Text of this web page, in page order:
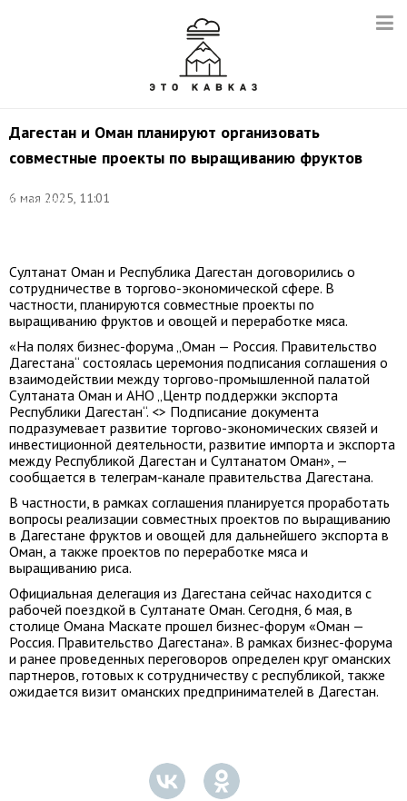
Дагестан и Оман планируют организовать
совместные проекты по выращиванию фруктов
6 мая 2025, 11:01
Константин
Султанат Оман и Республика Дагестан договорились о
сотрудничестве в торгово-экономической сфере. В
частности, планируются совместные проекты по
выращиванию фруктов и овощей и переработке мяса.
«На полях бизнес-форума „Оман — Россия. Правительство
Дагестана“ состоялась церемония подписания соглашения о
взаимодействии между торгово-промышленной палатой
Султаната Оман и АНО „Центр поддержки экспорта
Республики Дагестан“. <> Подписание документа
подразумевает развитие торгово-экономических связей и
инвестиционной деятельности, развитие импорта и экспорта
между Республикой Дагестан и Султанатом Оман», —
сообщается в телеграм-канале правительства Дагестана.
В частности, в рамках соглашения планируется проработать
вопросы реализации совместных проектов по выращиванию
в Дагестане фруктов и овощей для дальнейшего экспорта в
Оман, а также проектов по переработке мяса и
выращиванию риса.
Официальная делегация из Дагестана сейчас находится с
рабочей поездкой в Султанате Оман. Сегодня, 6 мая, в
столице Омана Маскате прошел бизнес-форум «Оман —
Россия. Правительство Дагестана». В рамках бизнес-форума
и ранее проведенных переговоров определен круг оманских
партнеров, готовых к сотрудничеству с республикой, также
ожидается визит оманских предпринимателей в Дагестан.